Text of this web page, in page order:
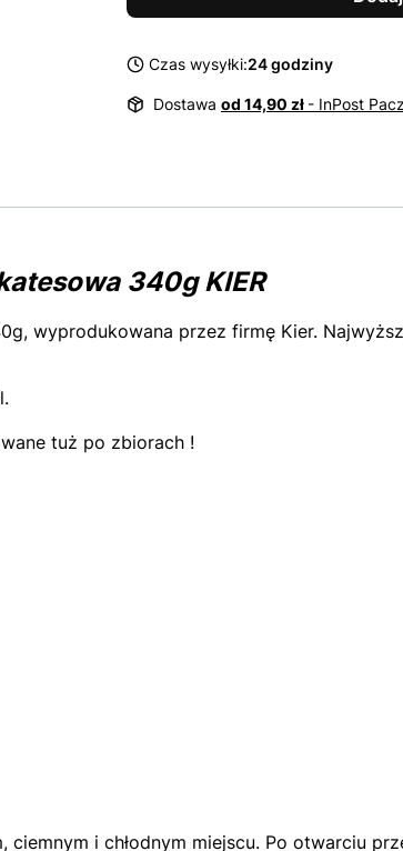
Czas wysyłki:24 godziny
Dostawa od 14,90 zł - InPost
340g KIER
wyprodukowana przez firmę Kier.
tuż po zbiorach !
ciemnym i chłodnym miejscu. Po otwarciu